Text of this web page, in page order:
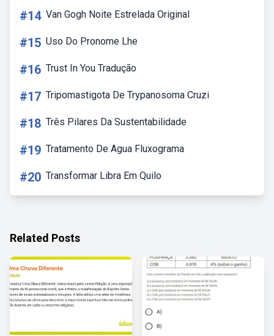
#14 Van Gogh Noite Estrelada Original
#15 Uso Do Pronome Lhe
#16 Trust In You Tradução
#17 Tripomastigota De Trypanosoma Cruzi
#18 Três Pilares Da Sustentabilidade
#19 Tratamento De Agua Fluxograma
#20 Transformar Libra Em Quilo
Related Posts